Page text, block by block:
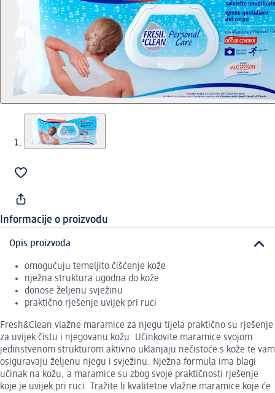
Informacije o proizvodu
Opis proizvoda
omogućuju temeljito čišćenje kože
nježna struktura ugodna do kože
donose željenu svježinu
praktično rješenje uvijek pri ruci
Fresh&Clean vlažne maramice za njegu tijela praktično su rješenje
za uvijek čistu i njegovanu kožu. Učinkovite maramice svojom
jedinstvenom strukturom aktivno uklanjaju nečistoće s kože te vam
osiguravaju željenu njegu i svježinu. Nježna formula ima blagi
učinak na kožu, a maramice su zbog svoje praktičnosti rješenje
koje je uvijek pri ruci. Tražite li kvalitetne vlažne maramice koje će